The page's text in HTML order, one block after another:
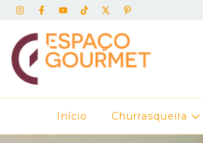
Início Churrasqueira